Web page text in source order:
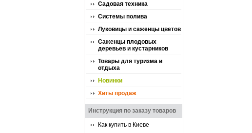
Садовая техника
Системы полива
Луковицы и саженцы цветов
Саженцы плодовых
деревьев и кустарников
Товары для туризма и
отдыха
Новинки
Хиты продаж
Инструкция по заказу товаров
Как купить в Киеве